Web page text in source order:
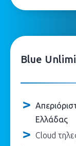
Blue
Ελλάδας
Cloud